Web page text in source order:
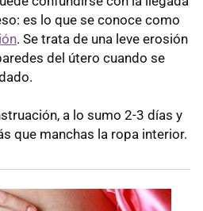
es lo que se conoce como
. Se trata de una leve erosión
del útero cuando se
a lo sumo 2-3 días y
que manchas la ropa interior.